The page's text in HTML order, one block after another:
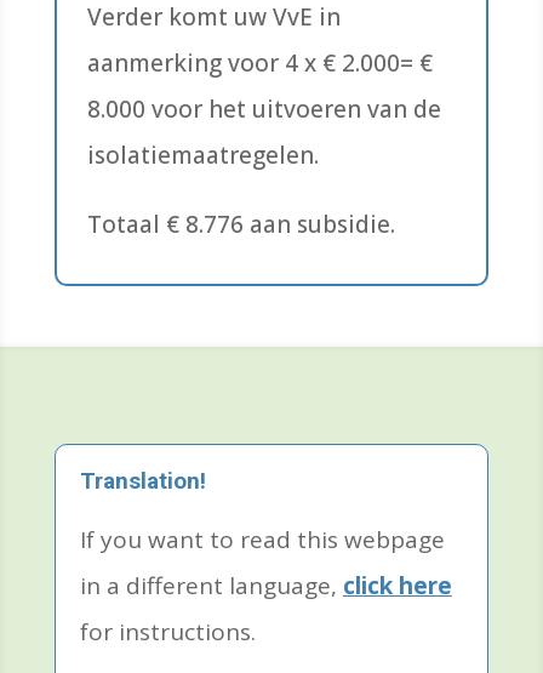
Verder komt uw VvE in
aanmerking voor 4 x € 2.000= €
8.000 voor het uitvoeren van de
isolatiemaatregelen.
Totaal € 8.776 aan subsidie.
Translation!
If you want to read this webpage
in a different language, click here
for instructions.